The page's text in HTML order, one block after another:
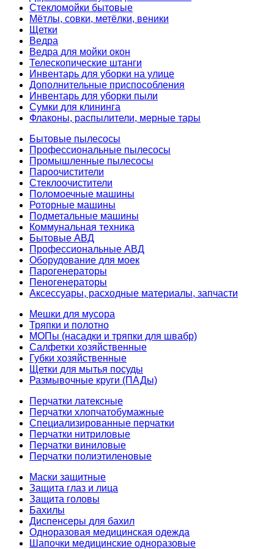
Стекломойки бытовые
Мётлы, совки, метёлки, веники
Щетки
Ведра
Ведра для мойки окон
Телескопические штанги
Инвентарь для уборки на улице
Дополнительные приспособления
Инвентарь для уборки пыли
Сумки для клининга
Флаконы, распылители, мерные тары
Бытовые пылесосы
Профессиональные пылесосы
Промышленные пылесосы
Пароочистители
Стеклоочистители
Поломоечные машины
Роторные машины
Подметальные машины
Коммунальная техника
Бытовые АВД
Профессиональные АВД
Оборудование для моек
Парогенераторы
Пеногенераторы
Аксессуары, расходные материалы, запчасти
Мешки для мусора
Тряпки и полотно
МОПы (насадки и тряпки для швабр)
Салфетки хозяйственные
Губки хозяйственные
Щетки для мытья посуды
Размывочные круги (ПАДы)
Перчатки латексные
Перчатки хлопчатобумажные
Специализированные перчатки
Перчатки нитриловые
Перчатки виниловые
Перчатки полиэтиленовые
Маски защитные
Защита глаз и лица
Защита головы
Бахилы
Диспенсеры для бахил
Одноразовая медицинская одежда
Шапочки медицинские одноразовые